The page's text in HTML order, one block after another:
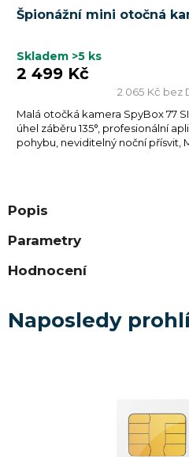
Špionážní mini otočná
Skladem >5 ks
2 065 Kč bez
2 499 Kč
Malá otočká kamera SpyBox 77
úhel záběru 135°, profesionální
pohybu, neviditelný noční přísvit,
Popis
Parametry
Hodnocení
Naposledy